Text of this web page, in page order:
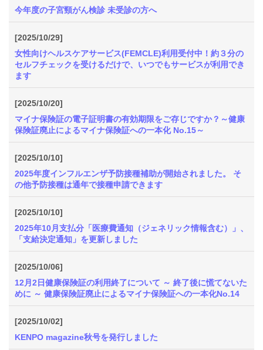
今年度の子宮頸がん検診 未受診の方へ
[2025/10/29]
女性向けヘルスケアサービス(FEMCLE)利用受付中！約３分の
セルフチェックを受けるだけで、いつでもサービスが利用でき
ます
[2025/10/20]
マイナ保険証の電子証明書の有効期限をご存じですか？～健康
保険証廃止によるマイナ保険証への一本化 No.15～
[2025/10/10]
2025年度インフルエンザ予防接種補助が開始されました。 そ
の他予防接種は通年で接種申請できます
[2025/10/10]
2025年10月支払分「医療費通知（ジェネリック情報含む）」、
「支給決定通知」を更新しました
[2025/10/06]
12月2日健康保険証の利用終了について ～ 終了後に慌てないた
めに ～ 健康保険証廃止によるマイナ保険証への一本化No.14
[2025/10/02]
KENPO magazine秋号を発行しました